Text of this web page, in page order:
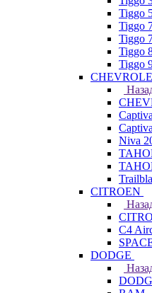
Tiggo
Tiggo
Tiggo
Tiggo
Tiggo
Niva
CITROEN
C4
DODGE